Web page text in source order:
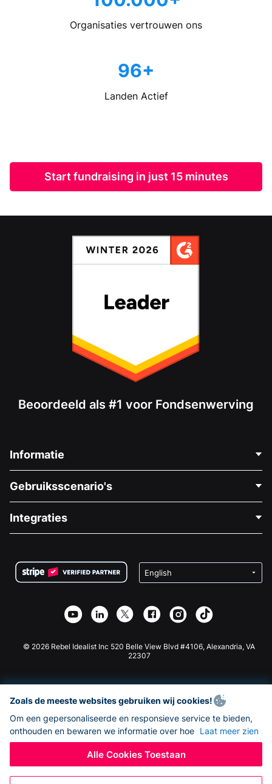
Organisaties vertrouwen ons
96+
Landen Actief
Start fundraising in just 15 minutes
Beoordeeld als #1 voor Fondsenwerving
Informatie
Over Ons
Vacatures
Privacy
Affiliate Partnerschap
Gebruiksscenario's
Medische Fondsenwerving
Goede Doelen Fondsenwerving
Integraties
Wix Donatie Plugin
Webflow Donatie App
Joomla Donatie
© 2026 Rebel Idealist Inc 520 Belle View Blvd #4106, Alexandria, VA
22307
Zoals de meeste websites gebruiken wij cookies!
Om een gepersonaliseerde en responsieve service te bieden,
onthouden en bewaren we informatie over hoe Laat meer zien
Alle Cookies Toestaan